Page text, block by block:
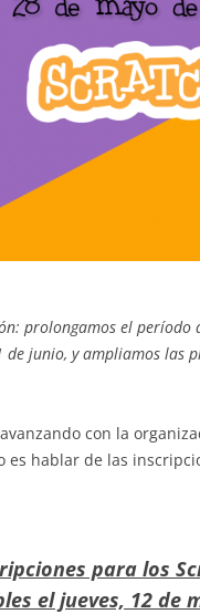
prolongamos el período
de junio, y ampliamos las
con la
es hablar de las
para los
el jueves, 12 de